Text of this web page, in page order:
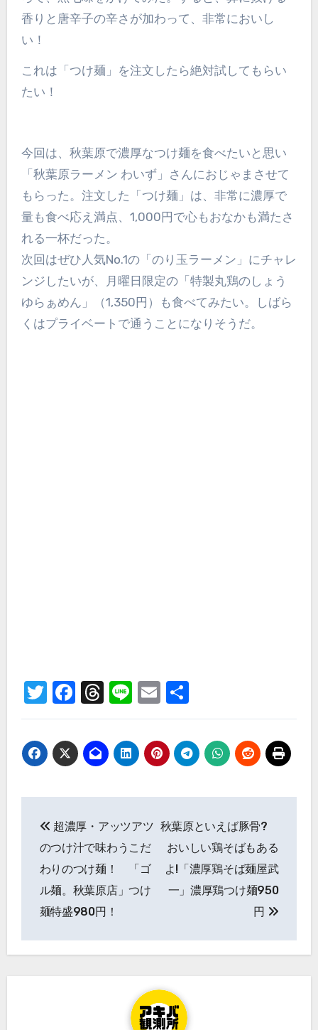
香りと唐辛子の辛さが加わって、非常においし
い！
これは「つけ麺」を注文したら絶対試してもらい
たい！
今回は、秋葉原で濃厚なつけ麺を食べたいと思い
「秋葉原ラーメン わいず」さんにおじゃまさせて
もらった。注文した「つけ麺」は、非常に濃厚で
量も食べ応え満点、1,000円で心もおなかも満たさ
れる一杯だった。
次回はぜひ人気No.1の「のり玉ラーメン」にチャレ
ンジしたいが、月曜日限定の「特製丸鶏のしょう
ゆらぁめん」（1,350円）も食べてみたい。しばら
くはプライベートで通うことになりそうだ。
Twitter
Facebook
Threads
LineEmail
共
有
稿
ナ
ビ
ー
超濃厚・アッツアツ
のつけ汁で味わうこだ
わりのつけ麺！ 「ゴ
ル麺。秋葉原店」つけ
麺特盛980円！
秋葉原といえば豚骨?
おいしい鶏そばもある
よ!「濃厚鶏そば麺屋武
一」濃厚鶏つけ麺950
円